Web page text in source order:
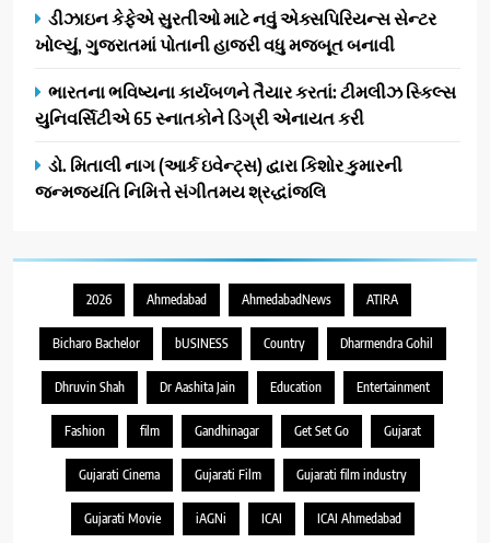
ડીઝાઇન કેફેએ સુરતીઓ માટે નવું એક્સપિરિયન્સ સેન્ટર
ખોલ્યું, ગુજરાતમાં પોતાની હાજરી વધુ મજબૂત બનાવી
ભારતના ભવિષ્યના કાર્યબળને તૈયાર કરતાં: ટીમલીઝ સ્કિલ્સ
યુનિવર્સિટીએ 65 સ્નાતકોને ડિગ્રી એનાયત કરી
ડો. મિતાલી નાગ (આર્ક ઇવેન્ટ્સ) દ્વારા કિશોર કુમારની
જન્મજયંતિ નિમિત્તે સંગીતમય શ્રદ્ધાંજલિ
2026 Ahmedabad AhmedabadNews ATIRA
Bicharo Bachelor bUSINESS Country Dharmendra Gohil
Dhruvin Shah Dr Aashita Jain Education Entertainment
Fashion film Gandhinagar Get Set Go Gujarat
Gujarati Cinema Gujarati Film Gujarati film industry
Gujarati Movie iAGNi ICAI ICAI Ahmedabad